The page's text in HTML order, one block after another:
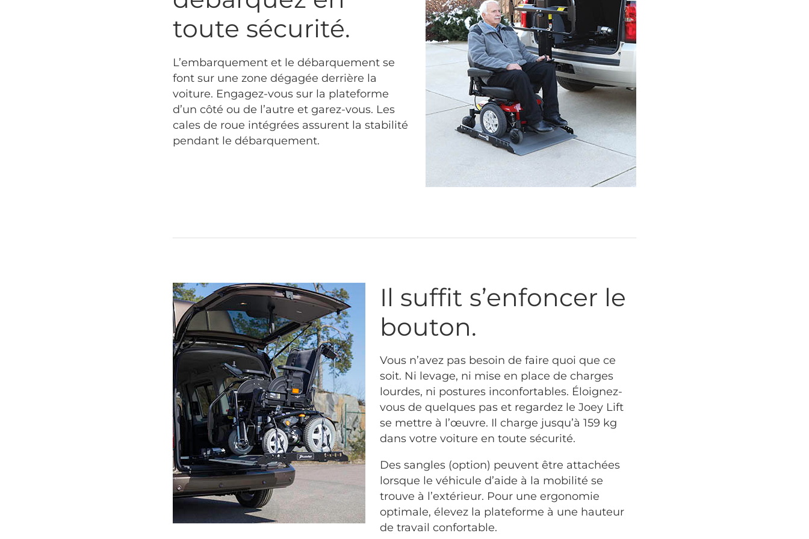
toute sécurité.
L’embarquement et le débarquement se
font sur une zone dégagée derrière la
voiture. Engagez-vous sur la plateforme
d’un côté ou de l’autre et garez-vous. Les
cales de roue intégrées assurent la stabilité
pendant le débarquement.
Il suffit s’enfoncer le
bouton.
Vous n’avez pas besoin de faire quoi que ce
soit. Ni levage, ni mise en place de charges
lourdes, ni postures inconfortables. Éloignez-
vous de quelques pas et regardez le Joey Lift
se mettre à l’œuvre. Il charge jusqu’à 159 kg
dans votre voiture en toute sécurité.
Des sangles (option) peuvent être attachées
lorsque le véhicule d’aide à la mobilité se
trouve à l’extérieur. Pour une ergonomie
optimale, élevez la plateforme à une hauteur
de travail confortable.